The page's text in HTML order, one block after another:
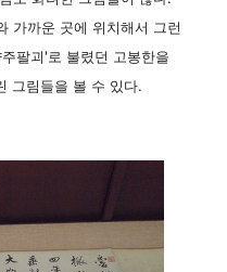
가까운 곳에 위치해서 그런
팔괴'로 불렸던 고봉한을
그림들을 볼 수 있다.